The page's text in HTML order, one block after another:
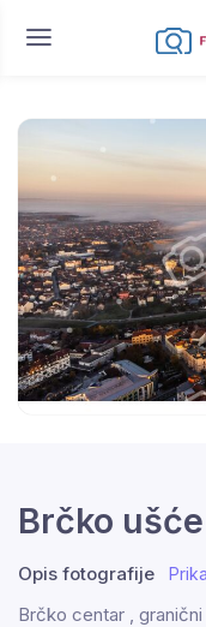
Brčko ušće
Opis fotografije
Brčko centar ,